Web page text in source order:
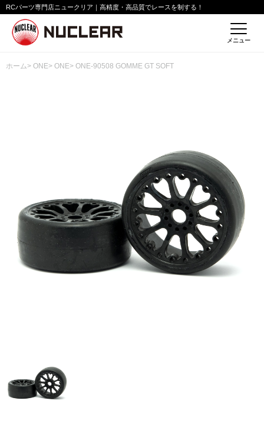
RCパーツ専門店ニュークリア｜高精度・高品質でレースを制する！
メニュー
ホーム> ONE> ONE> ONE-90508 GOMME GT SOFT